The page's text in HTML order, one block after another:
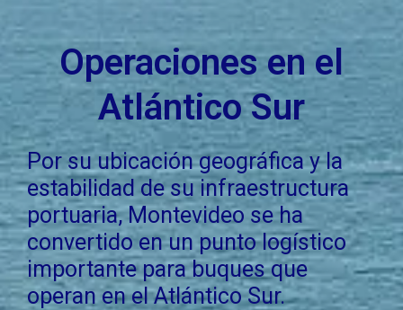
Operaciones en el
Atlántico Sur
Por su ubicación geográfica y la
estabilidad de su infraestructura
portuaria, Montevideo se ha
convertido en un punto logístico
importante para buques que
operan en el Atlántico Sur.